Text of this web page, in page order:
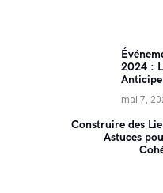
l’article
Post
2024 :
mai 7,
Construire des
Astuces